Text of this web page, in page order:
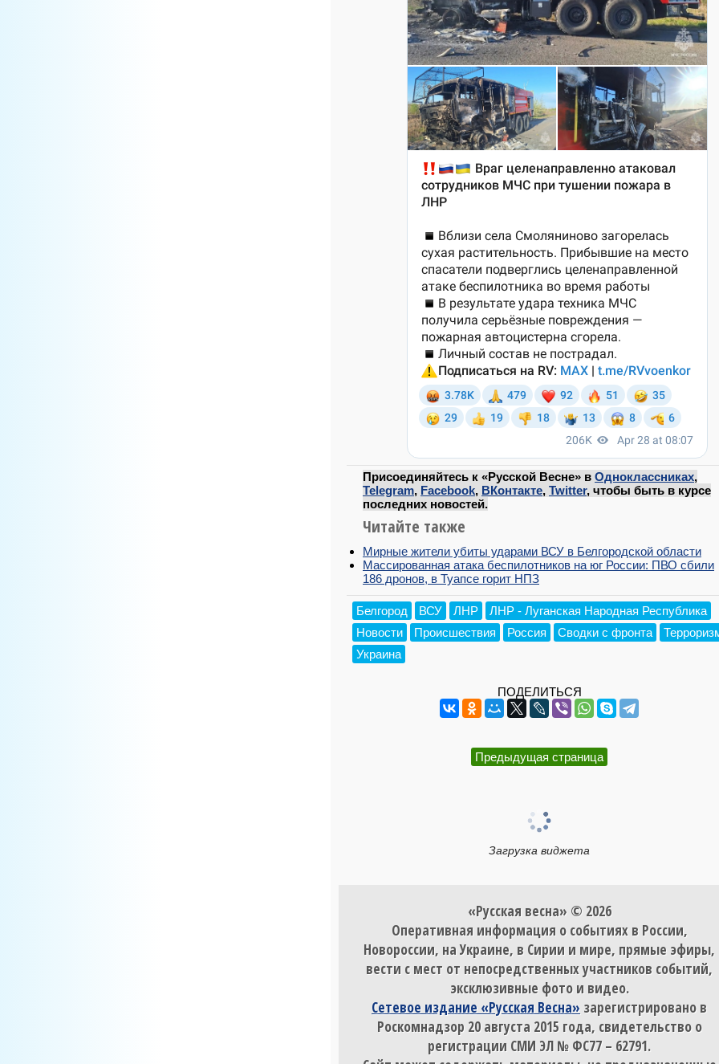
Присоединяйтесь к «Русской Весне» в Одноклассниках,
Telegram, Facebook, ВКонтакте, Twitter, чтобы быть в курсе
последних новостей.
Читайте также
Мирные жители убиты ударами ВСУ в Белгородской области
Массированная атака беспилотников на юг России: ПВО сбили
186 дронов, в Туапсе горит НПЗ
Белгород ВСУ ЛНР
ЛНР - Луганская Народная Республика
Новости
Происшествия Россия Сводки с фронта
Украина
ПОДЕЛИТЬСЯ
Предыдущая страница
Загрузка виджета
«Русская весна» © 2026
Оперативная информация о событиях в России,
Новороссии, на Украине, в Сирии и мире, прямые эфиры,
вести с мест от непосредственных участников событий,
эксклюзивные фото и видео.
Сетевое издание «Русская Весна» зарегистрировано в
Роскомнадзор 20 августа 2015 года, свидетельство о
регистрации СМИ ЭЛ № ФС77 – 62791.